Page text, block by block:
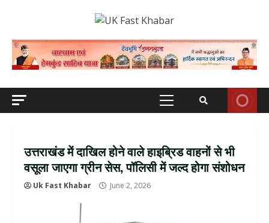
Primary
उत्तराखंड में दाखिल होने वाले हाइब्रिड वाहनों से भी
वसूला जाएगा ग्रीन सेस, पॉलिसी में जल्द होगा संशोधन
Uk Fast Khabar June 2, 2026